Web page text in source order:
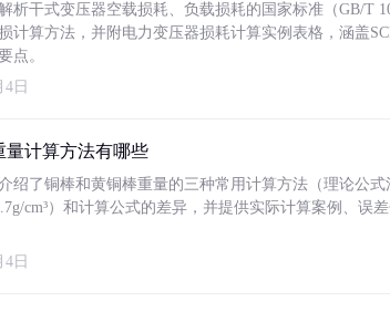
析干式变压器空载损耗、负载损耗的国家标准（GB/T
计算方法，并附电力变压器损耗计算实例表格，涵盖
点。
4日
量计算方法有哪些
绍了铜棒和黄铜棒重量的三种常用计算方法（理论公
cm³）和计算公式的差异，并提供实际计算案例、误
4日